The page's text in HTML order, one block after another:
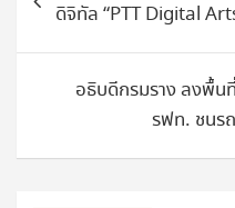
ดิจิทัล “PTT Digital
อธิบดีกรมราง ลงพื้น
รฟท. ชนร